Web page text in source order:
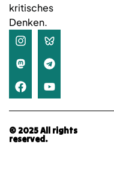
kritisches
Denken.
© 2025 All rights
reserved.